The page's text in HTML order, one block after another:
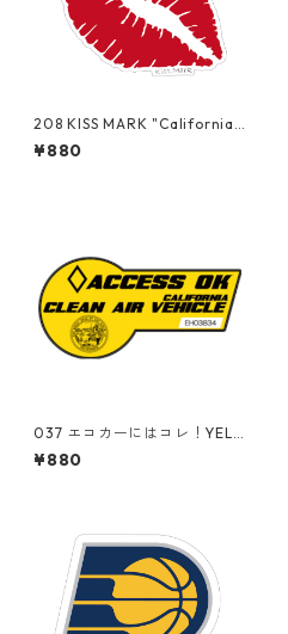
208 KISS MARK "California
Market Center" アメリカン
ステッカー スーツケース
¥880
037 エコカーにはコレ！YELL
OW"California Market Cent
er" アメリカンステッカー
¥880